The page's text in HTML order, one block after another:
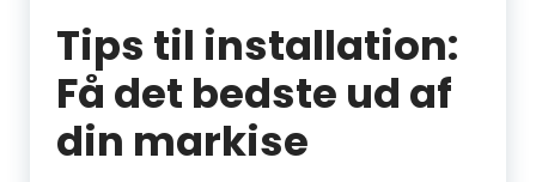
Tips til installation:
Få det bedste ud af
din markise